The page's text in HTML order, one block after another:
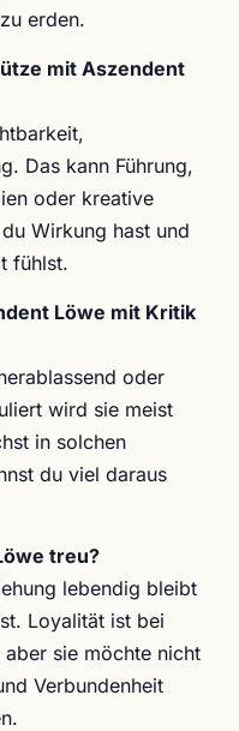
erden.
mit Aszendent
Das kann Führung,
oder kreative
Wirkung hast und
fühlst.
Löwe mit Kritik
oder
wird sie meist
in solchen
du viel daraus
treu?
lebendig bleibt
Loyalität ist bei
sie möchte nicht
Verbundenheit